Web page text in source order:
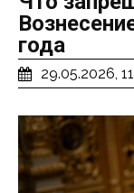
года
29.05.2026,